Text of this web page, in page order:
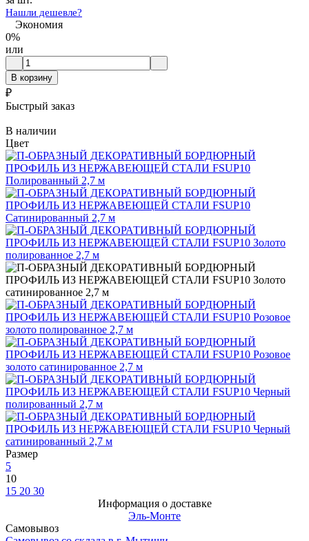
Нашли дешевле?
Экономия
0%
или
В корзину
₽
Быстрый заказ
В наличии
Цвет
Размер
5
10
15 20 30
Информация о доставке
Эль-Монте
Самовывоз